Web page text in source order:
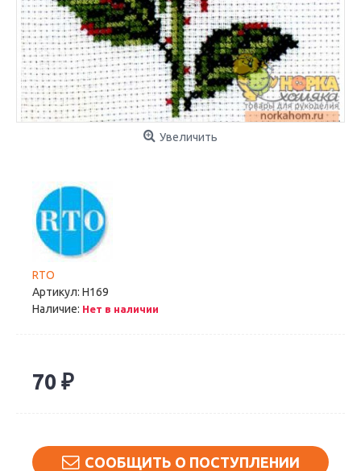
Увеличить
RTO
Артикул: H169
Наличие: Нет в наличии
70 ₽
СООБЩИТЬ О ПОСТУПЛЕНИИ